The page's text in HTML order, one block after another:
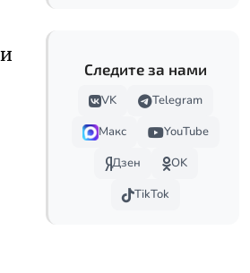
Следите за нами
VK
Telegram
Макс
YouTube
Дзен
OK
TikTok